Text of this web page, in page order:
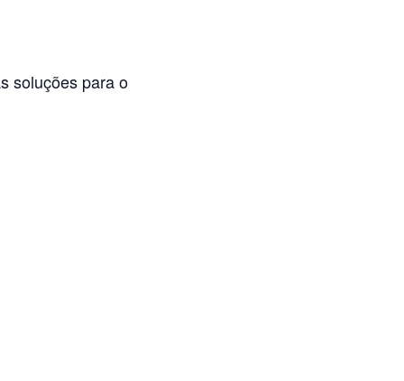
soluções para o